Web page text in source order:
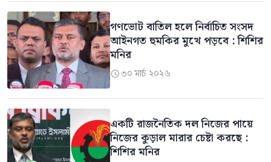
গণভোট বাতিল হলে নির্বাচিত সংসদ
আইনগত হুমকির মুখে পড়বে : শিশির
মনির
৩০ মার্চ ২০২৬
একটি রাজনৈতিক দল নিজের পায়ে
নিজের কুড়াল মারার চেষ্টা করছে :
শিশির মনির